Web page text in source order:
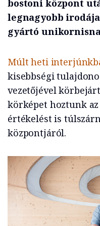
bostoni központ
legnagyobb
gyártó
Múlt heti
kisebbségi
vezetőjével
körképet hoztunk
értékelést is
központjáról.